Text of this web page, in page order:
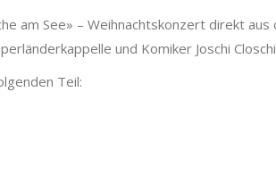
am See» – Weihnachtskonzert direkt
und Komiker Joschi
Teil: